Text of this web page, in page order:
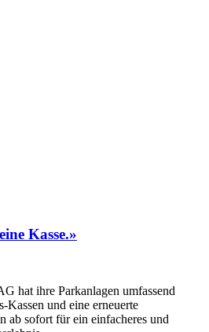
Kasse.»
hat ihre Parkanlagen umfassend
Kassen und eine erneuerte
ab sofort für ein einfacheres und